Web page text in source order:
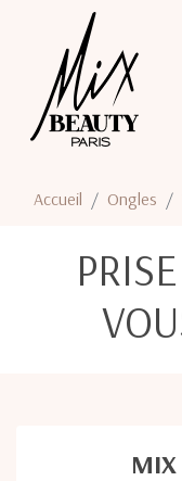
Accueil Ongles
MIX